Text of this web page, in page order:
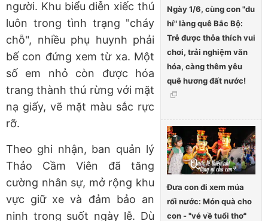
Ngày 1/6, cùng con "du
hí" làng quê Bắc Bộ:
Trẻ được thỏa thích vui
chơi, trải nghiệm văn
hóa, càng thêm yêu
quê hương đất nước!
Đưa con đi xem múa
rối nước: Món quà cho
con - "vé về tuổi thơ"
người. Khu biểu diễn xiếc thú
luôn trong tình trạng "cháy
chỗ", nhiều phụ huynh phải
bế con đứng xem từ xa. Một
số em nhỏ còn được hóa
trang thành thú rừng với mặt
nạ giấy, vẽ mặt màu sắc rực
rỡ.
Theo ghi nhận, ban quản lý
Thảo Cầm Viên đã tăng
cường nhân sự, mở rộng khu
vực giữ xe và đảm bảo an
ninh trong suốt ngày lễ. Dù